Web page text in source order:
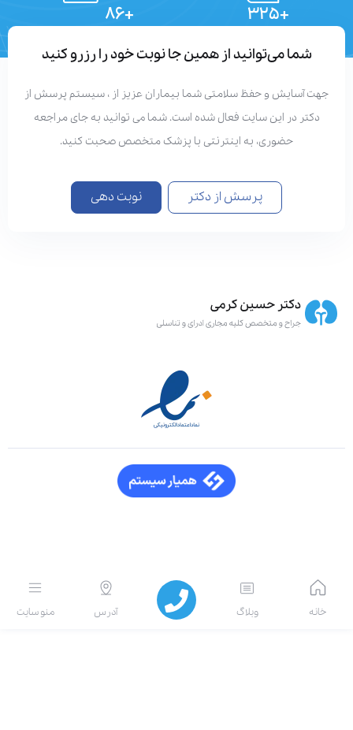
شما می‌توانید از همین جا نوبت خود را رزرو کنید
آسایش و حفظ سلامتی شما بیماران عزیز از ، سیستم پرسش از
دکتر در این سایت فعال شده است. شما می توانید به جای مراجعه
حضوری، به اینترنتی با پزشک متخصص صحبت کنید.
پرسش از دکتر نوبت دهی
منو سایت